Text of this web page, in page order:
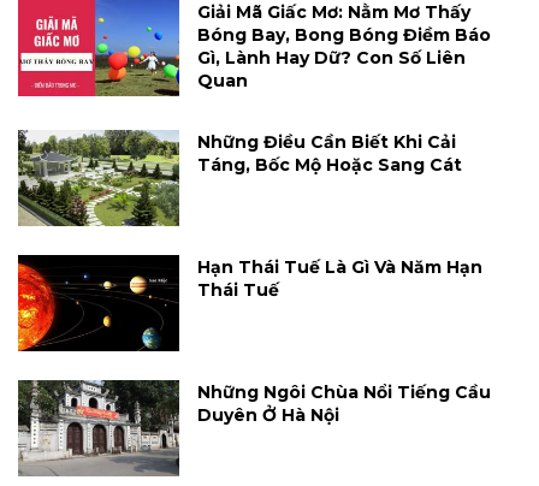
Giải Mã Giấc Mơ: Nằm Mơ Thấy
Bóng Bay, Bong Bóng Điềm Báo
Gì, Lành Hay Dữ? Con Số Liên
Quan
Những Điều Cần Biết Khi Cải
Táng, Bốc Mộ Hoặc Sang Cát
Hạn Thái Tuế Là Gì Và Năm Hạn
Thái Tuế
Những Ngôi Chùa Nổi Tiếng Cầu
Duyên Ở Hà Nội